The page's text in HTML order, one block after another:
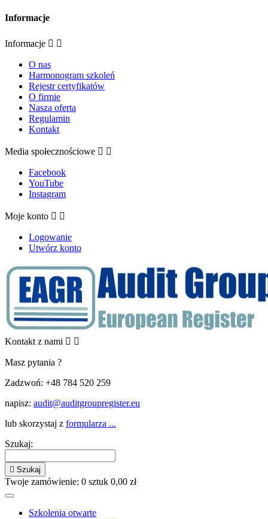
Informacje
Informacje  
O nas
Harmonogram szkoleń
Rejestr certyfikatów
O firmie
Nasza oferta
Regulamin
Kontakt
Media społecznościowe  
Facebook
YouTube
Instagram
Moje konto  
Logowanie
Utwórz konto
Kontakt z nami  
Masz pytania ?
Zadzwoń: +48 784 520 259
napisz: audit@auditgroupregister.eu
lub skorzystaj z formularza ...
Szukaj:
 Szukaj
Twoje zamówienie: 0 sztuk 0,00 zł
Szkolenia otwarte